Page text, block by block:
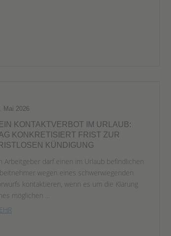
Mai 2026
KONTAKTVERBOT IM URLAUB:
KONKRETISIERT FRIST ZUR
KÜNDIGUNG
Arbeitgeber darf einen im Urlaub befindlichen
wegen eines schwerwiegenden
kontaktieren, wenn es um die Klärung
möglichen ...